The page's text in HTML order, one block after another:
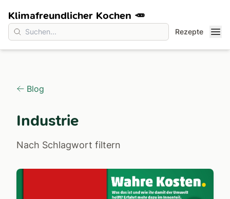
Rezepte
Klimafreundlicher Kochen 🥕
Blog
Industrie
Nach Schlagwort filtern